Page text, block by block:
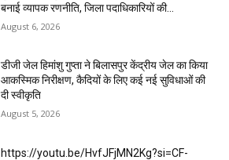
बनाई व्यापक रणनीति, जिला पदाधिकारियों की...
August 6, 2026
डीजी जेल हिमांशु गुप्ता ने बिलासपुर केंद्रीय जेल का किया
आकस्मिक निरीक्षण, कैदियों के लिए कई नई सुविधाओं की
दी स्वीकृति
August 5, 2026
https://youtu.be/HvfJFjMN2Kg?si=CF-